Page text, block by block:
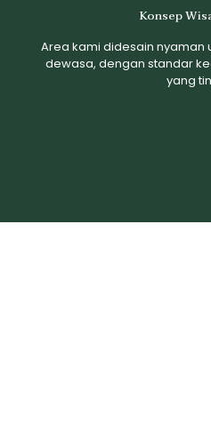
Konsep
Area kami didesain nyaman
dewasa, dengan standar
yang